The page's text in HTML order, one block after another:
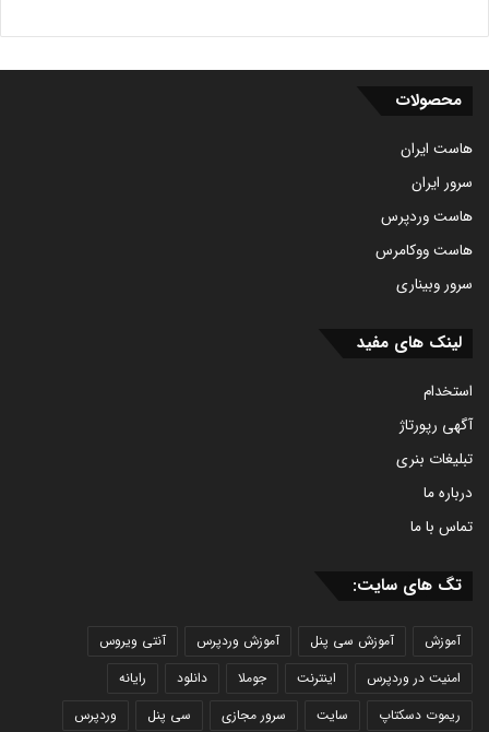
محصولات
هاست ایران
سرور ایران
هاست وردپرس
هاست ووکامرس
سرور وبیناری
لینک های مفید
استخدام
آگهی رپورتاژ
تبلیغات بنری
درباره ما
تماس با ما
تگ های سایت:
آموزش آموزش سی پنل آموزش وردپرس
آنتی ویروس
امنیت در وردپرس
اینترنت جوملا دانلود
رایانه
ریموت دسکتاپ
سایت سرور مجازی سی پنل
وردپرس